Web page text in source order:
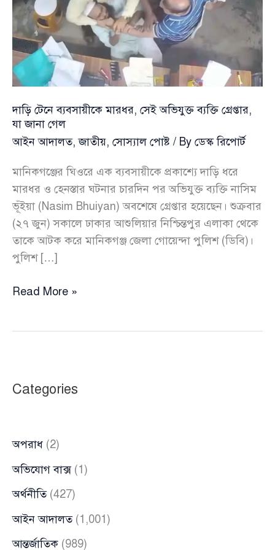
দাড়ি টেনে ব্যবসায়ীকে মারধর, সেই অভিযুক্ত ব্যক্তি গ্রেপ্তার,
যা জানা গেল
আইন আদালত,জাতীয়, সোস্যাল পোষ্ট / By ডেস্ক রিপোর্ট
মানিকগঞ্জের ঘিওরে এক ব্যবসায়ীকে প্রকাশ্যে দাড়ি ধরে
মারধর ও হেনস্তার ঘটনার চারদিন পর অভিযুক্ত ব্যক্তি নাসিম
ভূঁইয়া (Nasim Bhuiyan) অবশেষে গ্রেপ্তার হয়েছেন। শুক্রবার
(২৭ জুন) সকালে ঢাকার আশুলিয়ার নিশ্চিন্তপুর এলাকা থেকে
তাকে আটক করে মানিকগঞ্জ জেলা গোয়েন্দা পুলিশ (ডিবি)।
পুলিশ […]
দাড়ি
ব্যক্তি
জানা
গেল
Read More »
Categories
অপরাধ (2)
অভিযোগ বাক্স(1)
অর্থনীতি(427)
আইন আদালত(1,001)
আন্তর্জাতিক (989)